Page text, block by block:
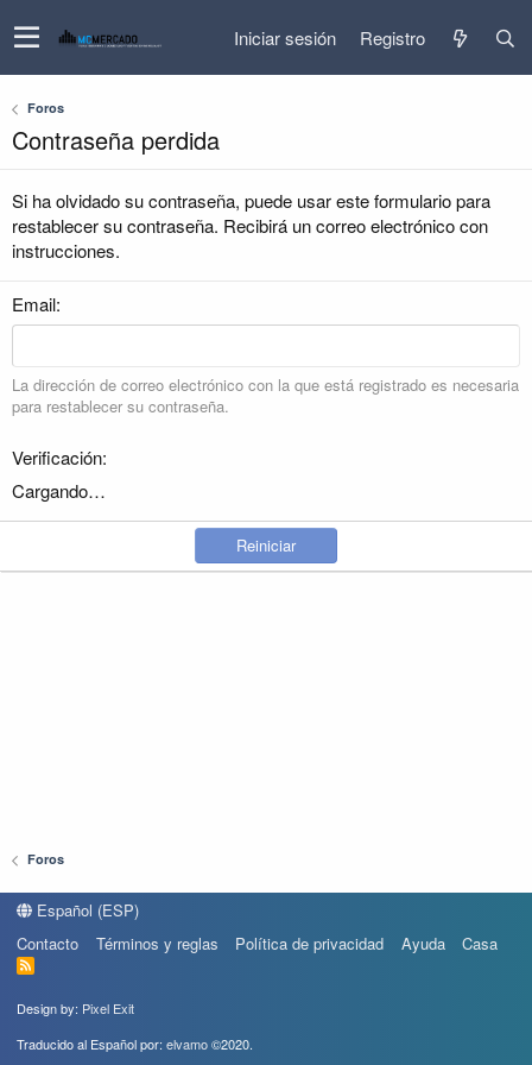
Iniciar sesión Registro
Foros
Contraseña perdida
Si ha olvidado su contraseña, puede usar este formulario para
restablecer su contraseña. Recibirá un correo electrónico con
instrucciones.
Email
La dirección de correo electrónico con la que está registrado es necesaria
para restablecer su contraseña.
Verificación
Cargando…
Reiniciar
Foros
Español (ESP)
Contacto
Términos y reglas Política de privacidad Ayuda Casa
R
S
Design by: Pixel Exit
Traducido al Español por: elvamo©2020.